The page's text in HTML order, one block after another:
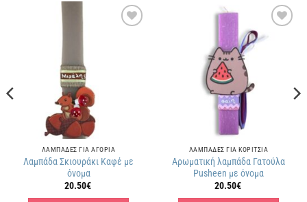
ΛΑΜΠΑΔΕΣ ΓΙΑ ΑΓΟΡΙΑ
Λαμπάδα Σκιουράκι Καφέ με
όνομα
20.50€
Πρόσθήκη
ΛΑΜΠΑΔΕΣ ΓΙΑ ΚΟΡΙΤΣΙΑ
Αρωματική λαμπάδα Γατούλα
Pusheen με όνομα
20.50€